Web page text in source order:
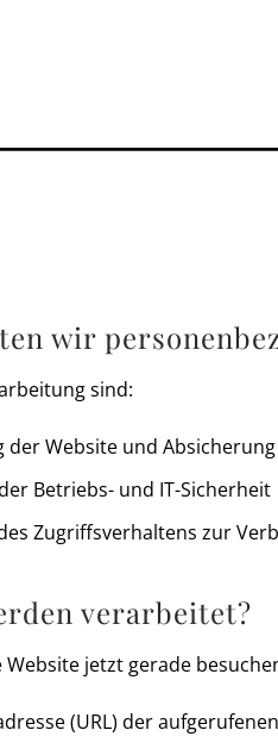
wir
sind:
der Website und
Betriebs- und IT-Sicherheit
Zugriffsverhaltens zur
verarbeitet?
jetzt gerade
(URL) der